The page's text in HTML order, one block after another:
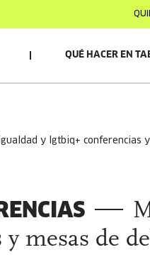
QUÉ HACER EN
igualdad y lgtbiq+ conferencias
mesas de